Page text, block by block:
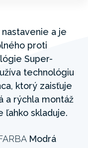
a je
proti
Super-
technológiu
ktorý zaisťuje
a rýchla montáž
ľahko skladuje.
Modrá